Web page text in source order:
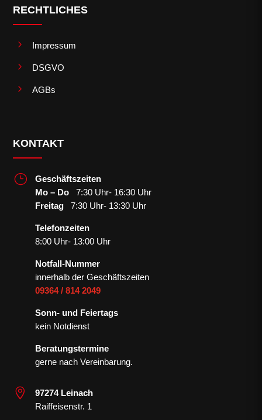
RECHTLICHES
5 Impressum
5 DSGVO
5 AGBs
KONTAKT
}
Geschäftszeiten
Mo – Do 7:30 Uhr- 16:30 Uhr
Freitag 7:30 Uhr- 13:30 Uhr
Telefonzeiten
8:00 Uhr- 13:00 Uhr
Notfall-Nummer
innerhalb der Geschäftszeiten
09364 / 814 2049
Sonn- und Feiertags
kein Notdienst
Beratungstermine
gerne nach Vereinbarung.

97274 Leinach
Raiffeisenstr. 1